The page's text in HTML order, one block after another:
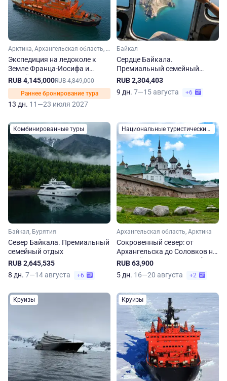
Арктика, Архангельская область, Мурманская область
Экспедиция на ледоколе к
Земле Франца-Иосифа и
Новой Земле
RUB 4,145,000RUB 4,849,000
Раннее бронирование тура
13 дн. 11—23 июля 2027
Байкал
Сердце Байкала.
Премиальный семейный
отдых
RUB 2,304,403
9 дн. 7—15 августа +6
Комбинированные туры
Байкал, Бурятия
Север Байкала. Премиальный
семейный отдых
RUB 2,645,535
8 дн. 7—14 августа +6
Национальные туристические маршруты России
Архангельская область, Арктика
Сокровенный север: от
Архангельска до Соловков на
вертолёте. Национальный
RUB 63,900
5 дн. 16—20 августа +2
Круизы Круизы